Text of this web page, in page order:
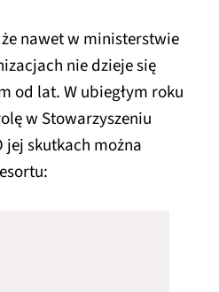
nawet w ministerstwie
nie dzieje się
od lat. W ubiegłym roku
w Stowarzyszeniu
skutkach można